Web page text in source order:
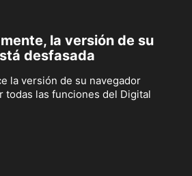
la versión de su
desfasada
la versión de su navegador
todas las funciones del Digital